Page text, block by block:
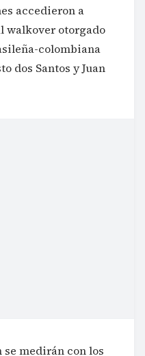
accedieron a
walkover otorgado
colombiana
dos Santos y Juan
se medirán con los